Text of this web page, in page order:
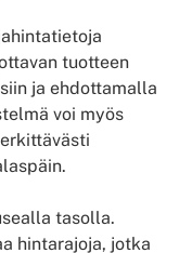
tuotteen
ja ehdottamalla
voi myös
tasolla.
hintarajoja, jotka